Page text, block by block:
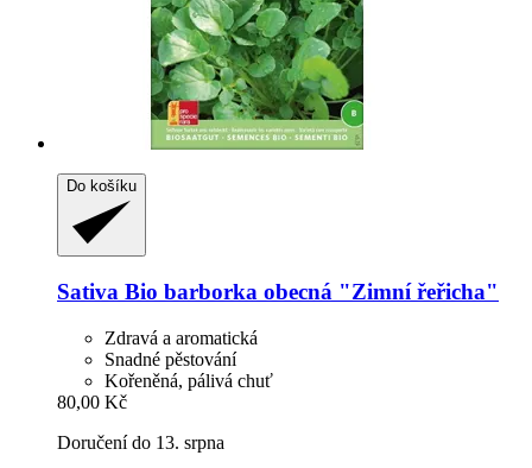
Do košíku
Sativa Bio barborka obecná "Zimní řeřicha"
Zdravá a aromatická
Snadné pěstování
Kořeněná, pálivá chuť
80,00 Kč
Doručení do 13. srpna